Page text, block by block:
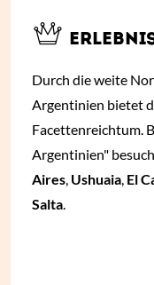
Durch die weite
Argentinien bietet
Facettenreichtum.
Argentinien"
Aires Ushuaia El
Salta